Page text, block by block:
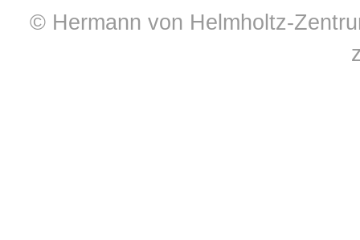
© Hermann von Helmholtz-